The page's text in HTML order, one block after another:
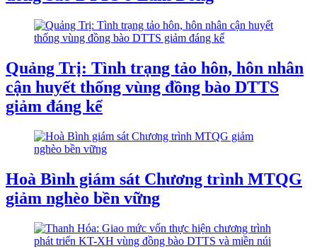
Quảng Trị: Tình trạng tảo hôn, hôn nhân
cận huyết thống vùng đồng bào DTTS
giảm đáng kể
Hoà Bình giám sát Chương trình MTQG
giảm nghèo bền vững